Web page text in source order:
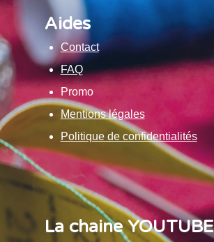
Aides
Contact
FAQ
Promo
Mentions légales
Politique de confidentialités
La chaine YOUTUBE